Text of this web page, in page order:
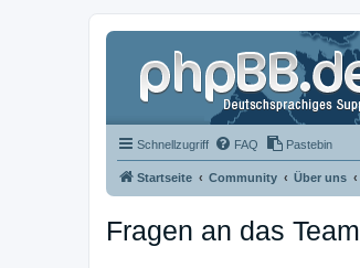
Schnellzugriff FAQ Pastebin
Startseite Community Über uns
Fragen an das Team